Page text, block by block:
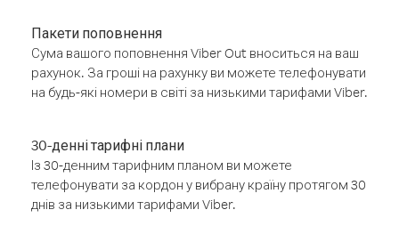
Пакети поповнення
Сума вашого поповнення Viber Out вноситься на ваш
рахунок. За гроші на рахунку ви можете телефонувати
на будь-які номери в світі за низькими тарифами Viber.
30-денні тарифні плани
Із 30-денним тарифним планом ви можете
телефонувати за кордон у вибрану країну протягом 30
днів за низькими тарифами Viber.